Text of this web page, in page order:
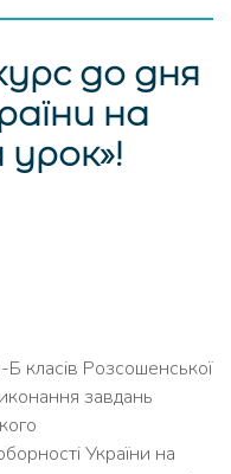
до дня
на
класів Розсошенської
завдань
України на